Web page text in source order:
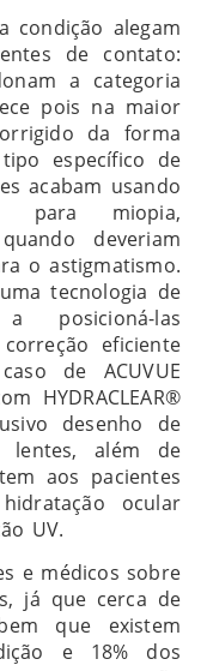
condição alegam
de contato:
a categoria
pois na maior
da forma
específico de
acabam usando
para miopia,
deveriam
o astigmatismo.
tecnologia de
posicioná-las
eficiente
de ACUVUE
HYDRACLEAR®
desenho de
lentes, além de
aos pacientes
ocular
UV.
e médicos sobre
já que cerca de
que existem
e 18% dos